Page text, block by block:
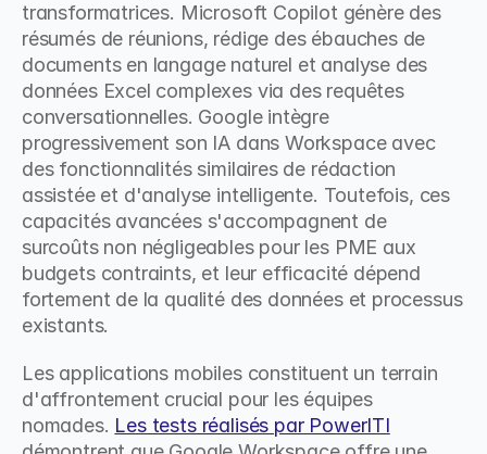
transformatrices. Microsoft Copilot génère des
résumés de réunions, rédige des ébauches de
documents en langage naturel et analyse des
données Excel complexes via des requêtes
conversationnelles. Google intègre
progressivement son IA dans Workspace avec
des fonctionnalités similaires de rédaction
assistée et d'analyse intelligente. Toutefois, ces
capacités avancées s'accompagnent de
surcoûts non négligeables pour les PME aux
budgets contraints, et leur efficacité dépend
fortement de la qualité des données et processus
existants.
Les applications mobiles constituent un terrain
d'affrontement crucial pour les équipes
nomades. Les tests réalisés par PowerITI